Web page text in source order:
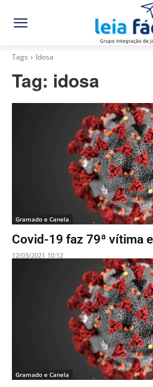
Tags Idosa
Tag: idosa
Gramado e Canela
Covid-19 faz 79ª vítima
12/03/2021 10:12
Gramado e Canela